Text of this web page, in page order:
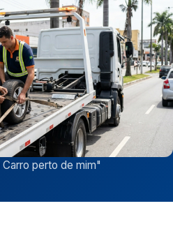
Carro perto de mim"